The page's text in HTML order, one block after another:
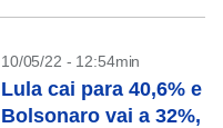
10/05/22 - 12:54min
Lula cai para 40,6% e
Bolsonaro vai a 32%,